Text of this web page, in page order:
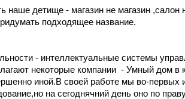
наше детище - магазин не магазин ,салон
подходящее название.
- интеллектуальные системы
некоторые компании - Умный дом в
иной.В своей работе мы во-первых
на сегоднячний день оно по